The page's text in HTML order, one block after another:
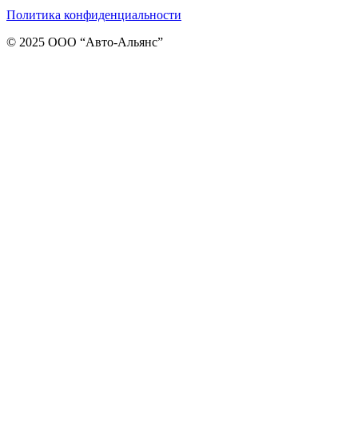
Политика конфиденциальности
© 2025 ООО “Авто-Альянс”